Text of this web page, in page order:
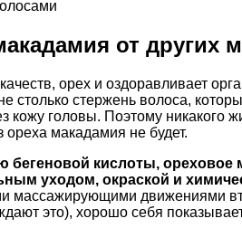
от других
орех и оздоравливает
столько стержень волоса,
кожу головы. Поэтому никакого
ореха макадамия не будет.
кислоты, ореховое
уходом, окраской и
массажирующими движениями
это), хорошо себя